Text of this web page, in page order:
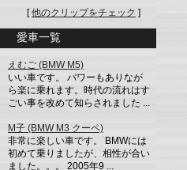
[他のクリップをチェック ]
愛車一覧
えむご (BMW M5)
いい車です。 パワーもありなが
ら楽に乗れます。時代の流れはす
ごい事を改めて知らされました ...
М子 (BMW M3 クーペ)
非常に楽しい車です。 BMWには
初めて乗りましたが、相性が合い
ました。。。 2005年9 ...